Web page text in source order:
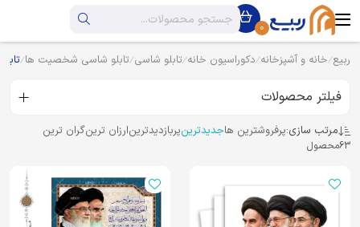
0
ربیع خانه و آشپزخانه دکوراسیون خانه تابلو شاسی تابلو شاسی شخصیت ها
فیلتر محصولات
مرتب سازی:پرفروشترین هاجدیدترینپربازدیدترینارزان ترینگران ترین
63محصول